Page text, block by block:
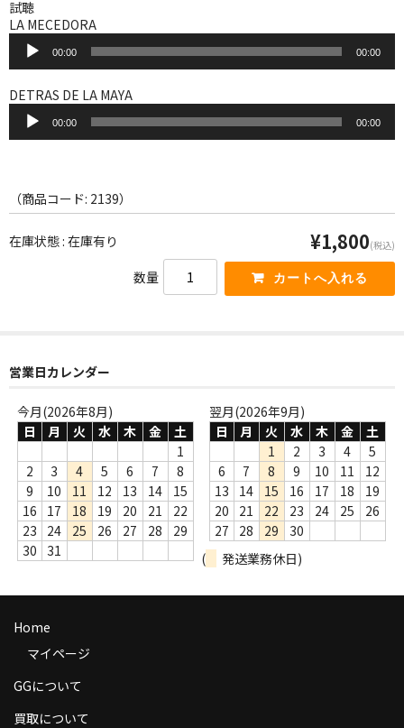
7INC
レア盤（1万円以上）
Webのみ no.1
商品の発送
お支払い方法
コンディション
Privacy Policy
特定商取引法に基づく表示
試聴
LA MECEDORA
プ
レ
ー
ー
00:00 00:00
DETRAS DE LA MAYA
プ
ヤ
ー
00:00 00:00
（商品コード: 2139）
在庫状態 : 在庫有り ¥1,800(税込)
数量
営業日カレンダー
今月(2026年8月)
日
月 火 水 木 金
土
1
2
3 4 5 6 7
8
9
10 11 12 13 14
15
16
17 18 19 20 21
22
23
24 25 26 27 28
29
30
31
翌月(2026年9月)
日
月 火 水 木 金
土
1
2 3 4
5
6
7 8 9 10 11
12
13
14 15 16 17 18
19
20
21 22 23 24 25
26
27
28 29
30
(
発送業務休日)
Home
マイページ
GGについて
買取について